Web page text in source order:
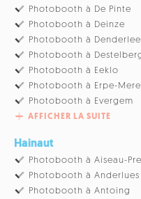
Photobooth à De Pinte
Photobooth à Deinze
Photobooth à
Photobooth à
Photobooth à Eeklo
Photobooth à Erpe-Mere
Photobooth à Evergem
AFFICHER LA SUITE
Hainaut
Photobooth à Aiseau-
Photobooth à Anderlues
Photobooth à Antoing